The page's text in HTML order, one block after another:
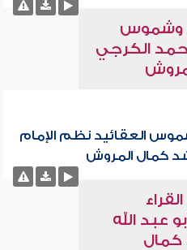
وشموس
الكرجي
العقائيد نظم الإمام
كمال المروش
عبد الله
كمال